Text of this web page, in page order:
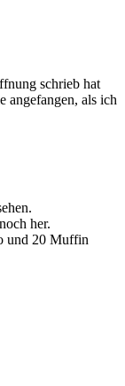
schrieb hat
angefangen, als ich
her.
und 20 Muffin